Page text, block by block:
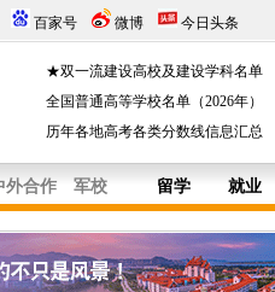
百家号 微博 今日头条
★双一流建设高校及建设学科名单
全国普通高等学校名单（2026年）
历年各地高考各类分数线信息汇总
外合作 军校 留学 就业